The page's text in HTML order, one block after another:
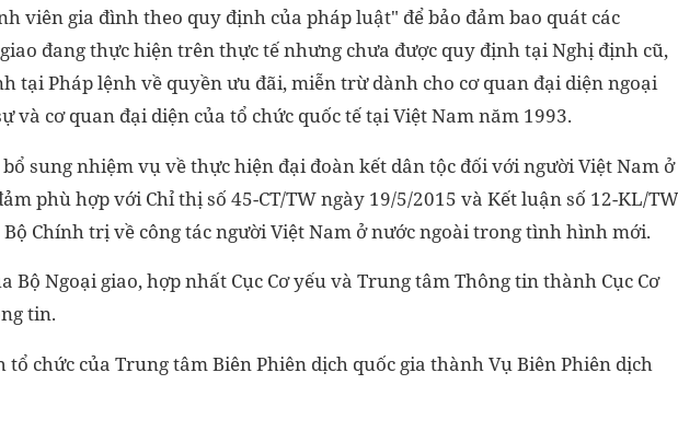
viên gia đình theo quy định của pháp luật" để bảo đảm bao quát các
đang thực hiện trên thực tế nhưng chưa được quy định tại Nghị định cũ,
tại Pháp lệnh về quyền ưu đãi, miễn trừ dành cho cơ quan đại diện ngoại
và cơ quan đại diện của tổ chức quốc tế tại Việt Nam năm 1993.
sung nhiệm vụ về thực hiện đại đoàn kết dân tộc đối với người Việt Nam ở
phù hợp với Chỉ thị số 45-CT/TW ngày 19/5/2015 và Kết luận số 12-KL/TW
Chính trị về công tác người Việt Nam ở nước ngoài trong tình hình mới.
Bộ Ngoại giao, hợp nhất Cục Cơ yếu và Trung tâm Thông tin thành Cục Cơ
tin.
tổ chức của Trung tâm Biên Phiên dịch quốc gia thành Vụ Biên Phiên dịch